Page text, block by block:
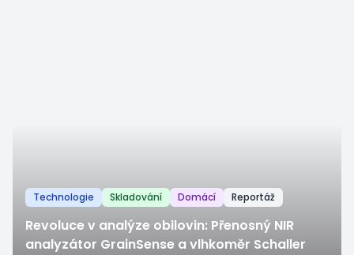
Technologie Skladování Domácí Reportáž
Revoluce v analýze obilovin: Přenosný NIR
analyzátor GrainSense a vlhkoměr Schaller